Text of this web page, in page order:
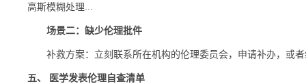
高斯模糊处理...
场景二：缺少伦理批件
补救方案：立刻联系所在机构的伦理委员会，申请补办，或者
五、 医学发表伦理自查清单